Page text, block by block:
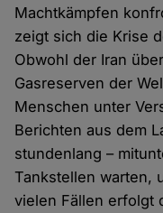
Machtkämpfen
zeigt sich die Krise
Obwohl der Iran
Gasreserven der
Menschen unter
Berichten aus dem
stundenlang –
Tankstellen warten,
vielen Fällen erfolgt